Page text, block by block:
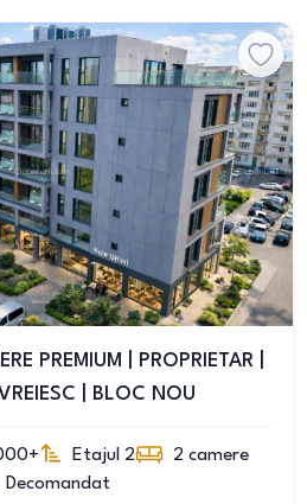
PREMIUM | PROPRIETAR |
| BLOC NOU
Etajul 2 2 camere
Decomandat